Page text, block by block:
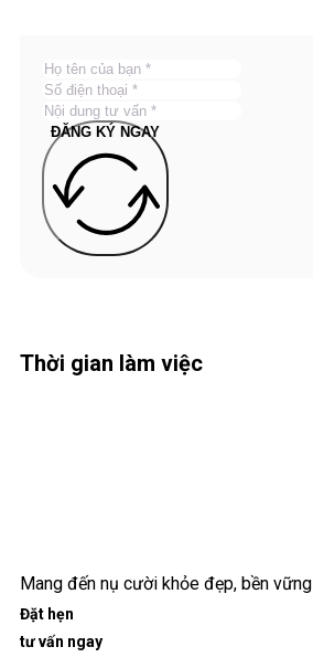
ĐĂNG KÝ NGAY
Thời gian làm việc
Mang đến nụ cười khỏe đẹp, bền vững
Đặt hẹn
tư vấn ngay